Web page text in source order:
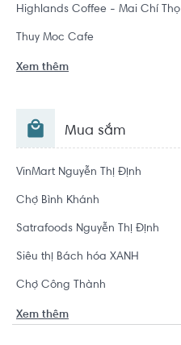
Highlands Coffee - Mai Chí Thọ
Thuy Moc Cafe
Xem thêm
Mua sắm
VinMart Nguyễn Thị Định
Chợ Bình Khánh
Satrafoods Nguyễn Thị Định
Siêu thị Bách hóa XANH
Chợ Công Thành
Xem thêm